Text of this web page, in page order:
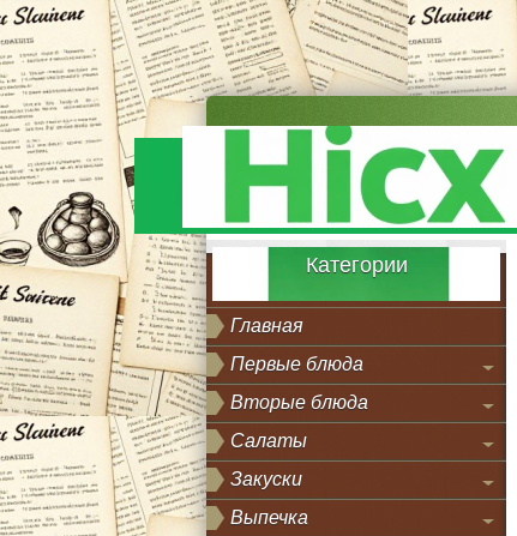
Категории
Главная
Первые блюда
Вторые блюда
Салаты
Закуски
Выпечка